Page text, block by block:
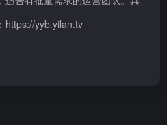
https://yyb.yilan.tv